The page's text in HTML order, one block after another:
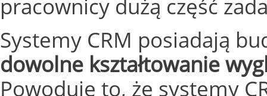
pracownicy dużą część
Systemy CRM posiadają
dowolne kształtowanie
Powoduje to, że systemy